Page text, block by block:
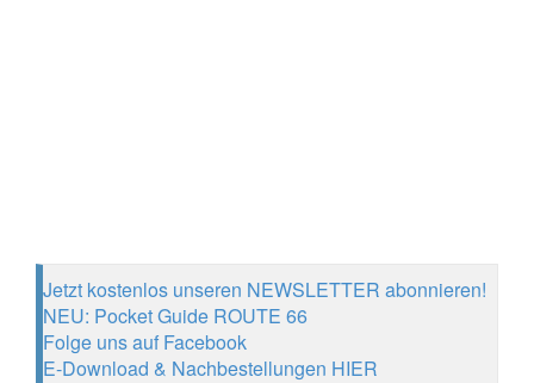
Jetzt kostenlos unseren NEWSLETTER abonnieren!
NEU: Pocket Guide ROUTE 66
Folge uns auf Facebook
E-Download & Nachbestellungen HIER